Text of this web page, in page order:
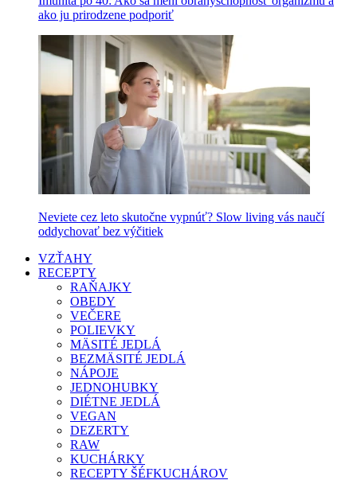
ako ju prirodzene podporiť
Neviete cez leto skutočne vypnúť? Slow living vás naučí
oddychovať bez výčitiek
VZŤAHY
RECEPTY
RAŇAJKY
OBEDY
VEČERE
POLIEVKY
MÄSITÉ JEDLÁ
BEZMÄSITÉ JEDLÁ
NÁPOJE
JEDNOHUBKY
DIÉTNE JEDLÁ
VEGAN
DEZERTY
RAW
KUCHÁRKY
RECEPTY ŠÉFKUCHÁROV